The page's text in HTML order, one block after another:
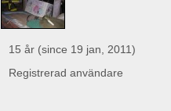
15 år (since 19 jan, 2011)
Registrerad användare